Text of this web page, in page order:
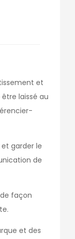
et
laissé au
garder le
de
façon
et des